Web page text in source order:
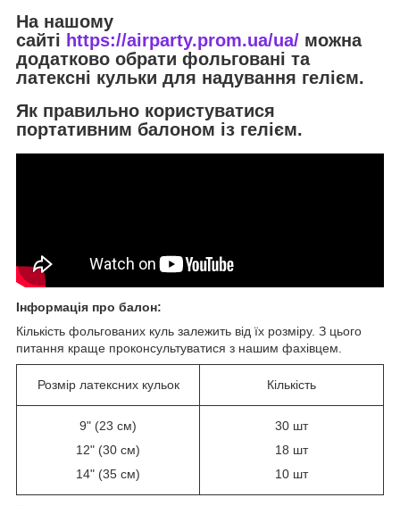
На нашому
сайті https://airparty.prom.ua/ua/ можна
додатково обрати фольговані та
латексні кульки для надування гелієм.
Як правильно користуватися
портативним балоном із гелієм.
Інформація про балон:
Кількість фольгованих куль залежить від їх розміру. З цього
питання краще проконсультуватися з нашим фахівцем.
Розмір латексних кульок Кількість
9" (23 см)
12" (30 см)
14" (35 см)
30 шт
18 шт
10 шт